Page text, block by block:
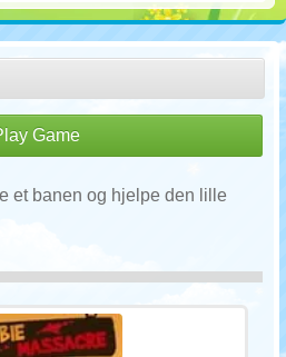
Game
et banen og hjelpe den lille